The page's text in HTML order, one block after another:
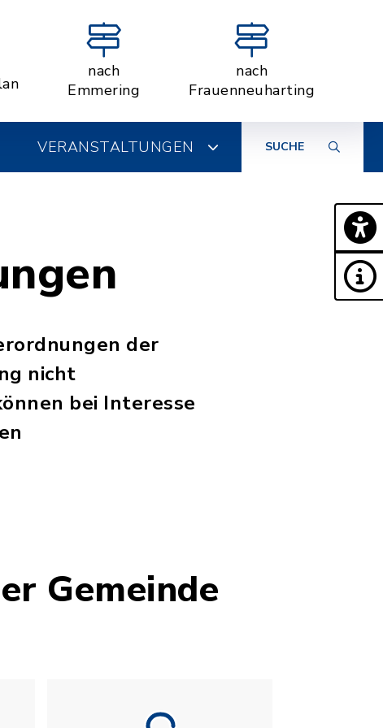
nach
Emmering
nach
Frauenneuharting
VERANSTALTUNGEN SUCHE
der
nicht
bei Interesse
Gemeinde